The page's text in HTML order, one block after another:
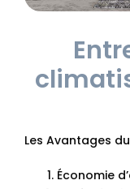
Les Avantages
Économie